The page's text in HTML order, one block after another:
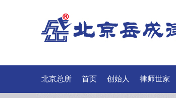
北京总所 首页 创始人 律师世家